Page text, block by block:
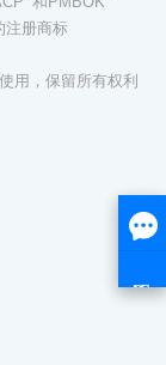
注册商标
用，保留所有权利